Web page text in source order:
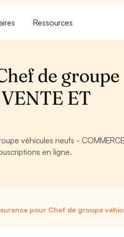
Ressources
de groupe
ET
véhicules neufs -
en ligne.
pour Chef de groupe